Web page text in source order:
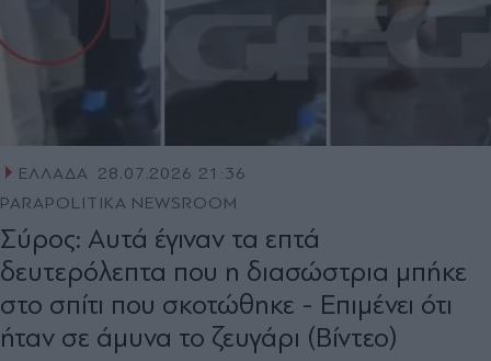
ΕΛΛΑΔΑ 28.07.2026 21:36
PARAPOLITIKA NEWSROOM
Σύρος: Αυτά έγιναν τα επτά
δευτερόλεπτα που η διασώστρια μπήκε
στο σπίτι που σκοτώθηκε - Επιμένει ότι
ήταν σε άμυνα το ζευγάρι (Βίντεο)